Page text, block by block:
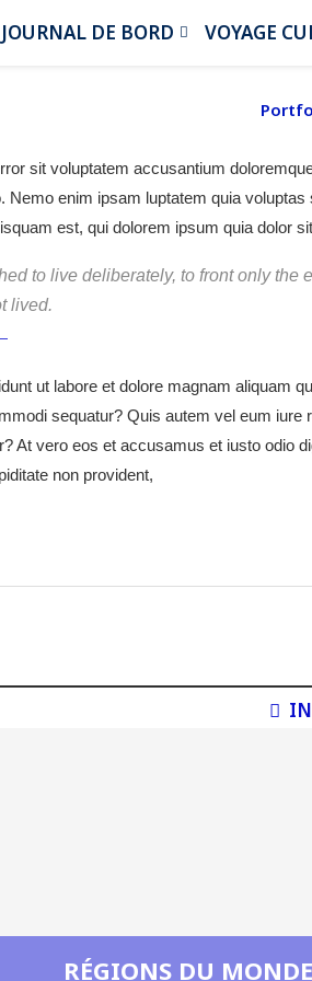
JOURNAL DE BORD VOYAGE
sit voluptatem accusantium
enim ipsam luptatem quia
est, qui dolorem ipsum quia dolor
to live deliberately, to front only
lived.
ut labore et dolore magnam aliquam
sequatur? Quis autem vel eum
At vero eos et accusamus et iusto
non provident,
RÉGIONS DU MONDE